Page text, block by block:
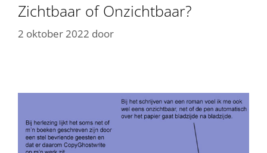
Zichtbaar of Onzichtbaar?
2 oktober 2022 door